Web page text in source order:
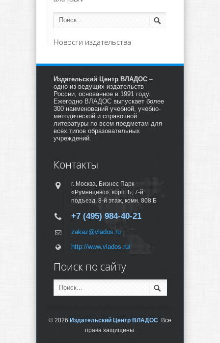
Новости издательства
Издательский Центр ВЛАДОС –
одно из ведущих издательств
России, основанное в 1991 году.
Ежегодно ВЛАДОС выпускает более
300 наименований учебной, учебно-
методической и справочной
литературы по всем предметам для
всех типов образовательных
учреждений.
Контакты
г. Москва, Бизнес Парк
«Румянцево», корп. Б, 7-й
подъезд, 8-й этаж, комн. 808 Б
+7 (495) 984-40-21
zakaz@vlados.ru
http://www.vlados.ru/
Поиск по сайту
© 2026 Издательский Центр ВЛАДОС. Все
права защищены.